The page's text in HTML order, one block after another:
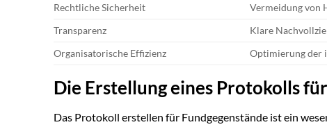
Rechtliche Sicherheit
Vermeidung von
Transparenz
Klare
Organisatorische Effizienz
Optimierung der
Die Erstellung eines Protokolls
Das Protokoll erstellen für Fundgegenstände ist ein